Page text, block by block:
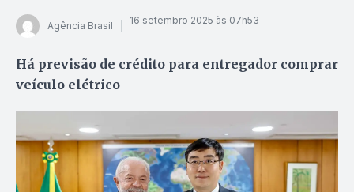
Agência Brasil 16 setembro 2025 às 07h53
Há previsão de crédito para entregador comprar
veículo elétrico